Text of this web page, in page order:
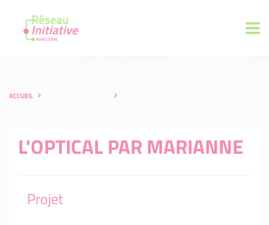
ACCUEIL
L'OPTICAL PAR MARIANNE
Projet